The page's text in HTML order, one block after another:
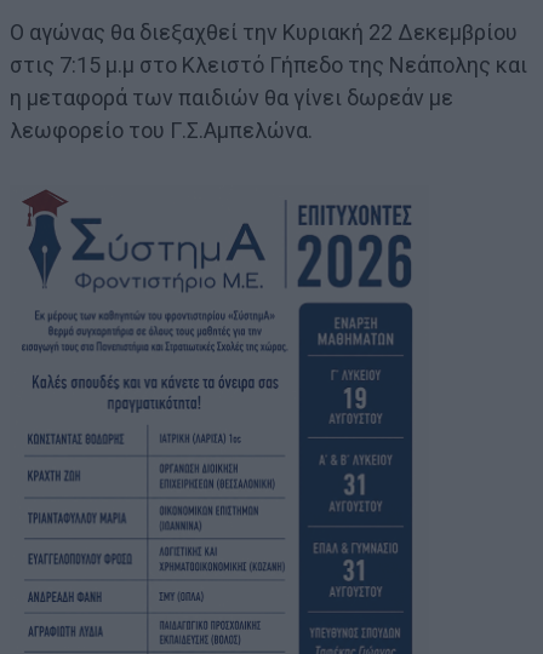
Ο αγώνας θα διεξαχθεί την Κυριακή 22 Δεκεμβρίου
στις 7:15 μ.μ στο Κλειστό Γήπεδο της Νεάπολης και
η μεταφορά των παιδιών θα γίνει δωρεάν με
λεωφορείο του Γ.Σ.Αμπελώνα.